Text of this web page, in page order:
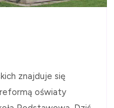
znajduje się
oświaty